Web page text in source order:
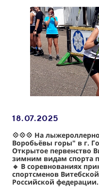
18.07.2025
💠💠💠 На
Воробьёвы горы" в г.
Открытое первенство
зимним видам спорта
🔹 В соревнованиях
спортсменов
Российской